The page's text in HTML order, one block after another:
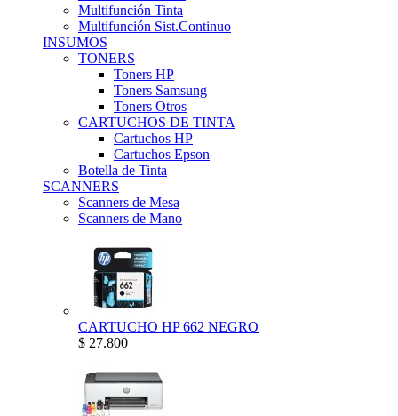
Multifunción Tinta
Multifunción Sist.Continuo
INSUMOS
TONERS
Toners HP
Toners Samsung
Toners Otros
CARTUCHOS DE TINTA
Cartuchos HP
Cartuchos Epson
Botella de Tinta
SCANNERS
Scanners de Mesa
Scanners de Mano
CARTUCHO HP 662 NEGRO
$ 27.800